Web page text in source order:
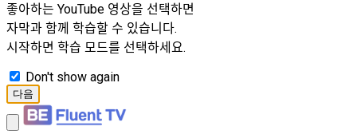
좋아하는 YouTube 영상을 선택하면
자막과 함께 학습할 수 있습니다.
시작하면 학습 모드를 선택하세요.
Don't show again
다음